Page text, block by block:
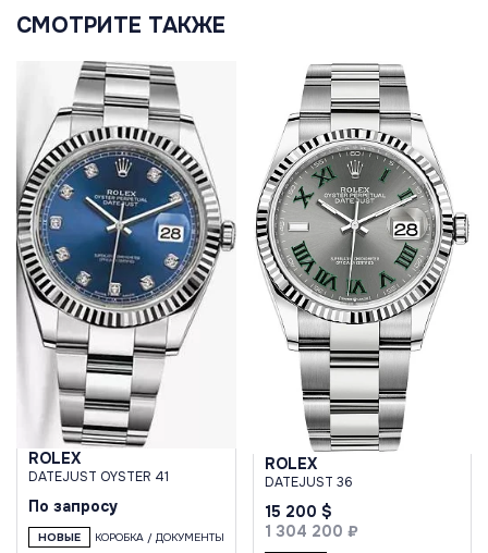
СМОТРИТЕ ТАКЖЕ
ROLEX
DATEJUST OYSTER 41
По запросу
НОВЫЕ КОРОБКА / ДОКУМЕНТЫ
ROLEX
DATEJUST 36
15 200 $
1 304 200 ₽